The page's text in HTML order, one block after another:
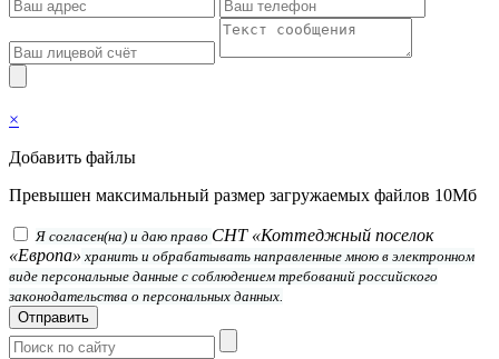
×
Добавить файлы
Превышен максимальный размер загружаемых файлов 10Мб
Я согласен(на) и даю право СНТ «Коттеджный поселок
«Европа» хранить и обрабатывать направленные мною в электронном
виде персональные данные с соблюдением требований российского
законодательства о персональных данных.
Отправить